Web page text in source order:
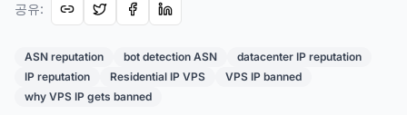
공유:
ASN reputation bot detection ASN
datacenter IP reputation
IP reputation
Residential IP VPS
VPS IP banned
why VPS IP gets banned